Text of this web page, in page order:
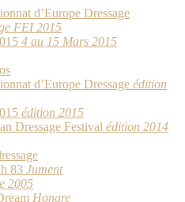
d’Europe Dressage
FEI 2015
4 au 15 Mars 2015
d’Europe Dressage édition
édition 2015
Dressage Festival édition 2014
83 Jument
2005
Hongre